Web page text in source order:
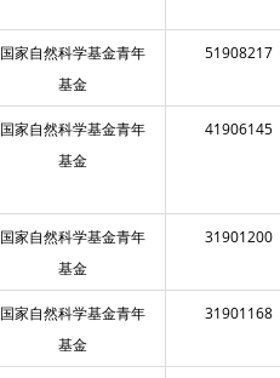
国家自然科学基金青年
基金
51908217
国家自然科学基金青年
基金
41906145
国家自然科学基金青年
基金
31901200
国家自然科学基金青年
基金
31901168